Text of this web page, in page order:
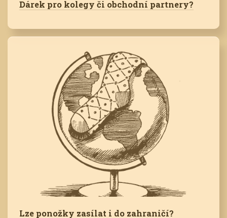
Dárek pro kolegy či obchodní partnery?
Lze ponožky zasílat i do zahraničí?